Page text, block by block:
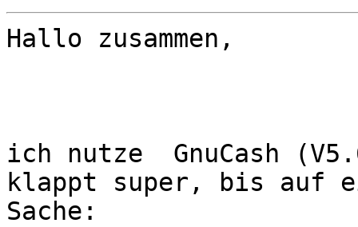
Hallo zusammen,
ich nutze  GnuCash
klappt super, bis auf
Sache: